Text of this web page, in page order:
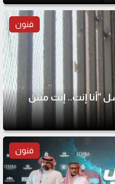
فنون
"أنا إنت.. إنت مش
فنون